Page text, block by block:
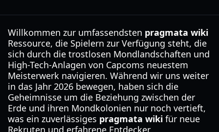
Willkommen zur umfassendsten pragmata wiki
Ressource, die Spielern zur Verfügung steht, die
sich durch die trostlosen Mondlandschaften und
High-Tech-Anlagen von Capcoms neuestem
Meisterwerk navigieren. Während wir uns weiter
in das Jahr 2026 bewegen, haben sich die
Geheimnisse um die Beziehung zwischen der
Erde und ihren Mondkolonien nur noch vertieft,
was ein zuverlässiges pragmata wiki für neue
Rekruten und erfahrene Entdecker